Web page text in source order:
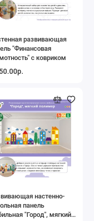
садов
развивающая
"Финансовая
с ковриком
настенно-
панель
"Город", мягкий